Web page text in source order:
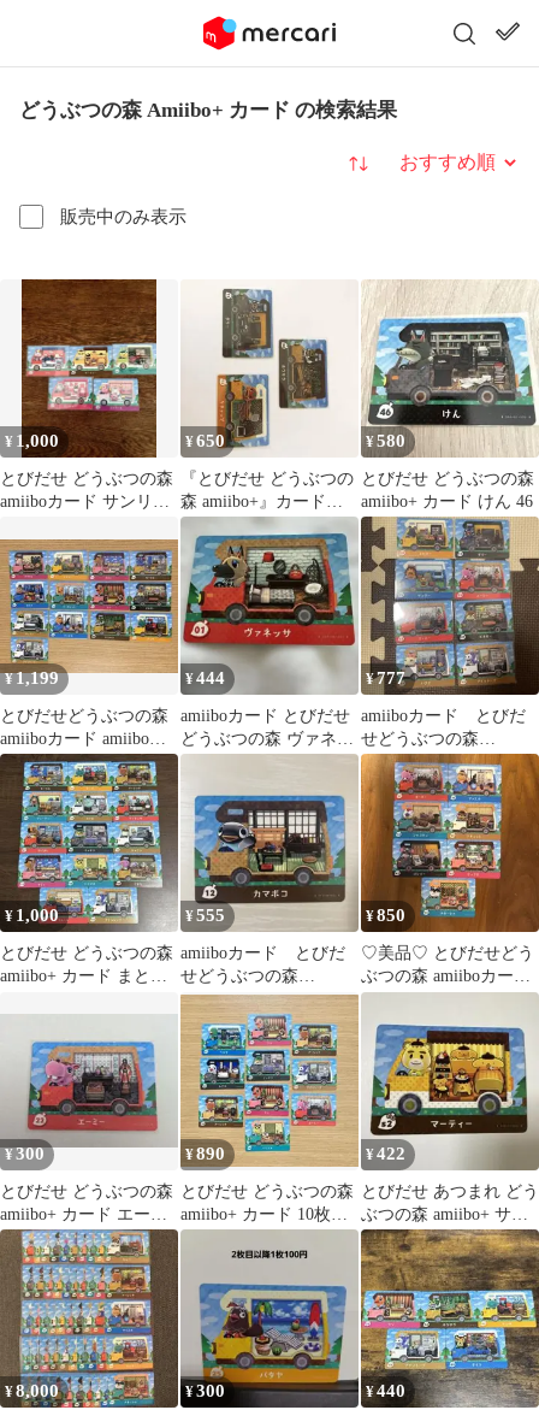
どうぶつの森 Amiibo+ カード の検索結果
販売中のみ表示
並び替え
¥ 1,000
とびだせ どうぶつの森
amiiboカード サンリオ
¥650
『とびだせ どうぶつの
森 amiibo+』カードの3
枚セット
¥580
とびだせ どうぶつの森
amiibo+ カード けん 46
¥1,199
とびだせどうぶつの森
amiiboカード amiibo＋
まとめ売り
¥444
amiiboカード とびだせ
どうぶつの森 ヴァネッ
サ
¥777
amiiboカード とびだ
せどうぶつの森
amiibo+ 8枚セット
¥ 1,000
とびだせ どうぶつの森
amiibo+ カード まとめ
¥555
amiiboカード とびだ
せどうぶつの森
amiibo+ カマボコ
¥850
♡美品♡ とびだせどう
ぶつの森 amiiboカード
7枚セット
¥300
とびだせ どうぶつの森
amiibo+ カード エーミ
ー 22
¥890
とびだせ どうぶつの森
amiibo+ カード 10枚セ
ット
¥422
とびだせ あつまれ どう
ぶつの森 amiibo+ サン
リオ マーティー
¥8,000 ¥300 ¥440